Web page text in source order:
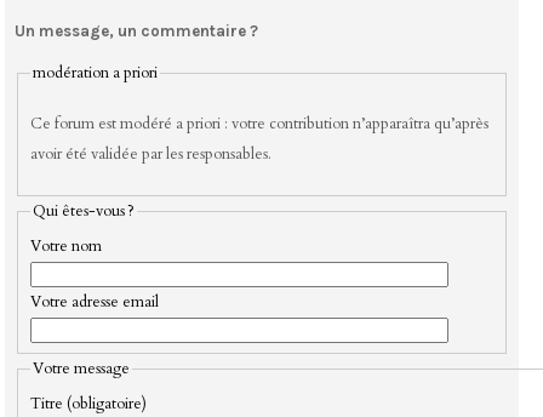
Un message, un commentaire ?
modération a priori
Ce forum est modéré a priori : votre contribution n’apparaîtra qu’après
avoir été validée par les responsables.
Qui êtes-vous ?
Votre nom
Votre adresse email
Votre message
Titre (obligatoire)